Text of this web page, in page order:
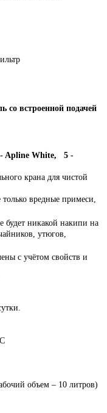
со встроенной подачей
Apline White, 5 -
крана для чистой
вредные примеси,
будет никакой накипи на
утюгов,
с учётом свойств и
объем – 10 литров)